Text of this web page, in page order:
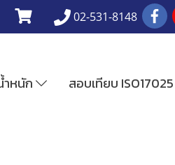
02-531-8148
ำหนัก สอบเทียบ ISO17025